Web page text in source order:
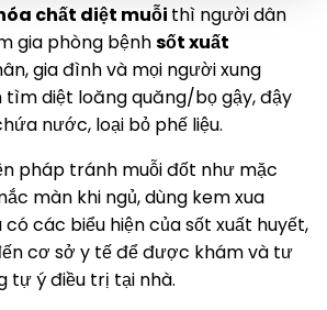
chất diệt muỗi thì người dân
gia phòng bệnhsốt xuất
gia đình và mọi người xung
tìm diệt loăng quăng/bọ gậy, đậy
nước, loại bỏ phế liệu.
pháp tránh muỗi đốt như mặc
màn khi ngủ, dùng kem xua
có các biểu hiện của sốt xuất huyết,
cơ sở y tế để được khám và tư
tự ý điều trị tại nhà.